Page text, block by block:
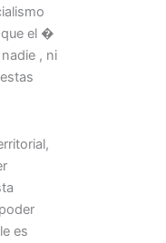
el �
, ni
es